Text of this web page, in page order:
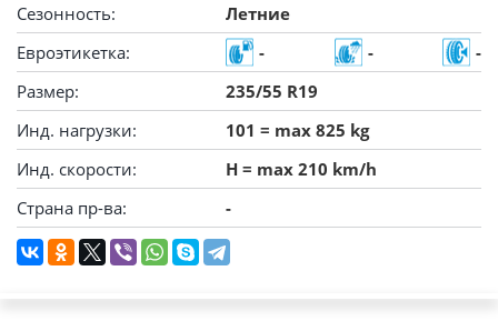
Сезонность:
Летние
Евроэтикетка:
- -
-
Размер:
235/55 R19
Инд. нагрузки:
101 = max 825 kg
Инд. скорости:
H = max 210 km/h
Страна пр-ва:
-